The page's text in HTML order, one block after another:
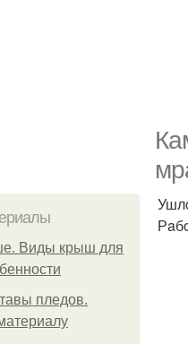
Виды крыш для
пледов.